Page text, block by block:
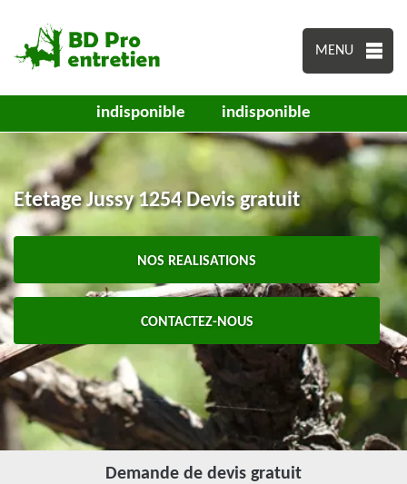
MENU
indisponible indisponible
Etetage Jussy 1254 Devis gratuit
NOS REALISATIONS
CONTACTEZ-NOUS
Demande de devis gratuit